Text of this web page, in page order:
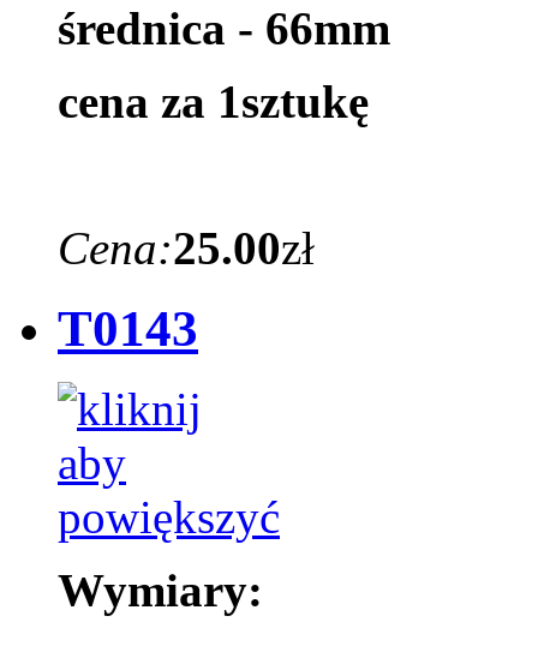
średnica - 66mm
cena za 1sztukę
Cena:25.00zł
T0143
Wymiary: